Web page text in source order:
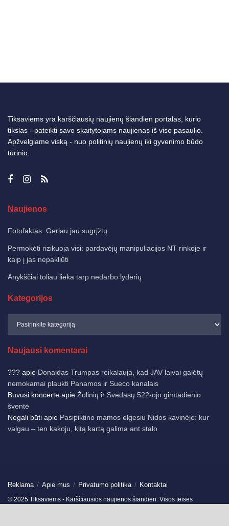
Tiksaviems yra karščiausių naujienų šiandien portalas, kurio
tikslas - pateikti savo skaitytojams naujienas iš viso pasaulio.
Apžvelgiame viską - nuo politinių naujienų iki gyvenimo būdo
turinio.
Naujienos
Fotofaktas. Geriau jau sugrįžtų
Permokėti rizikuoja visi: pardavėjų manipuliacijos NT rinkoje ir
kaip į jas nepakliūti
Anykščiai toliau lieka tarp nedarbo lyderių
Kategorijos
Naujausi komentarai
??? apie Donaldas Trumpas reikalauja, kad JAV laivai galėtų
nemokamai plaukti Panamos ir Sueco kanalais
Buvusi koncerte apie Žolinių ir Svėdasų 522-ojo gimtadienio
šventė
Negali būti apie Pasipiktino mamos elgesiu Nidos kavinėje: kur
valgau – ten kakoju, kitą kartą galima ant stalo
Reklama Apie mus Privatumo politika Kontaktai
© 2025 Tiksaviems - Karščiausios naujienos šiandien. Visos teisės